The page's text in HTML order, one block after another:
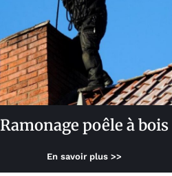
Ramonage poêle à bois
En savoir plus >>